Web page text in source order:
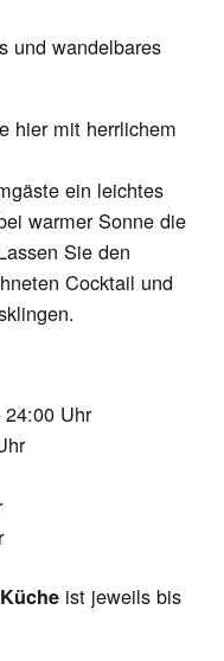
und wandelbares
hier mit herrlichem
ein leichtes
warmer Sonne die
Sie den
Cocktail und
Uhr
Küche ist jeweils bis